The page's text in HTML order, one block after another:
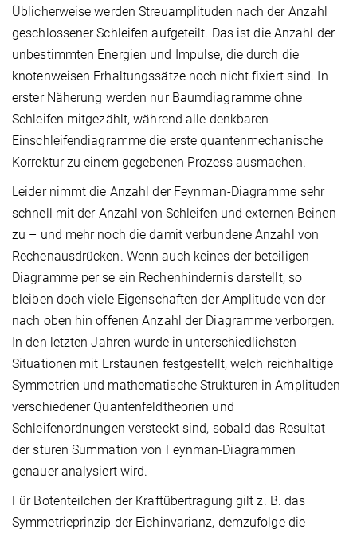
Üblicherweise werden Streuamplituden nach der Anzahl
geschlossener Schleifen aufgeteilt. Das ist die Anzahl der
unbestimmten Energien und Impulse, die durch die
knotenweisen Erhaltungssätze noch nicht fixiert sind. In
erster Näherung werden nur Baumdiagramme ohne
Schleifen mitgezählt, während alle denkbaren
Einschleifendiagramme die erste quantenmechanische
Korrektur zu einem gegebenen Prozess ausmachen.
Leider nimmt die Anzahl der Feynman-Diagramme sehr
schnell mit der Anzahl von Schleifen und externen Beinen
zu – und mehr noch die damit verbundene Anzahl von
Rechenausdrücken. Wenn auch keines der beteiligen
Diagramme per se ein Rechenhindernis darstellt, so
bleiben doch viele Eigenschaften der Amplitude von der
nach oben hin offenen Anzahl der Diagramme verborgen.
In den letzten Jahren wurde in unterschiedlichsten
Situationen mit Erstaunen festgestellt, welch reichhaltige
Symmetrien und mathematische Strukturen in Amplituden
verschiedener Quantenfeldtheorien und
Schleifenordnungen versteckt sind, sobald das Resultat
der sturen Summation von Feynman-Diagrammen
genauer analysiert wird.
Für Botenteilchen der Kraftübertragung gilt z. B. das
Symmetrieprinzip der Eichinvarianz, demzufolge die